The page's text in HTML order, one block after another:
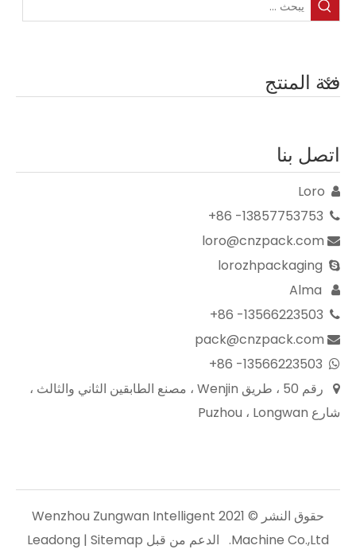
فئة المنتج
اتصل بنا


13857753753- 86+

loro@cnzpack.com


Alma


pack@cnzpack.com


رقم 50 ، طريق Wenjin ، مصنع الطابقين الثاني والثالث ،
شارع Puzhou ، Longwan
حقوق النشر © 2021 Wenzhou Zungwan Intelligent
Machine Co.,Ltd. الدعم من قبل
Leadong | Sitemap